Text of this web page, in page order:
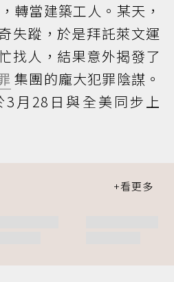
，轉當建築工人。某天，
失蹤，於是拜託萊文運
找人，結果意外揭發了
集團的龐大犯罪陰謀。
3月28日與全美同步上